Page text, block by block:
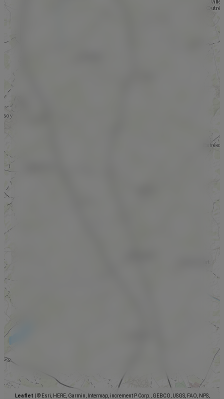
Leaflet
© Esri, HERE, Garmin, Intermap, increment P Corp., GEBCO, USGS, FAO, NPS,